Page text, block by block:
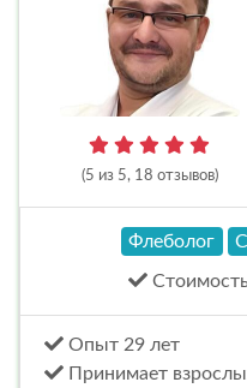
(5 из 5, 18 отзывов)
Флеболог
Опыт 29 лет
Принимает